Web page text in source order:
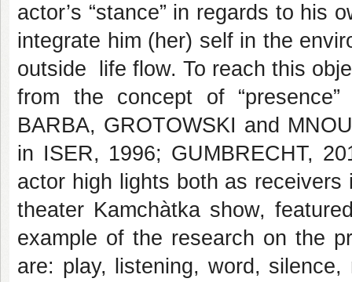
actor’s “stance” in regards to his
integrate him (her) self in the
outside life flow. To reach this
from the concept of
BARBA, GROTOWSKI and
in ISER, 1996; GUMBRECHT,
actor high lights both as
theater Kamchàtka show,
example of the research on the
are: play, listening, word,